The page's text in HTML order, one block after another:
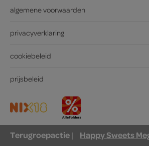
algemene voorwaarden
privacyverklaring
cookiebeleid
prijsbeleid
Terugroepactie|
Happy Sweets